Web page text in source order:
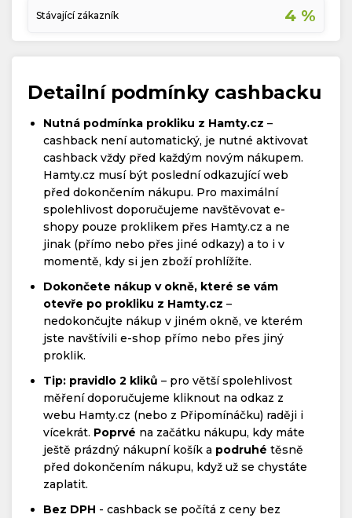
Stávající zákazník 4 %
Detailní podmínky cashbacku
Nutná podmínka prokliku z Hamty.cz –
cashback není automatický, je nutné aktivovat
cashback vždy před každým novým nákupem.
Hamty.cz musí být poslední odkazující web
před dokončením nákupu. Pro maximální
spolehlivost doporučujeme navštěvovat e-
shopy pouze proklikem přes Hamty.cz a ne
jinak (přímo nebo přes jiné odkazy) a to i v
momentě, kdy si jen zboží prohlížíte.
Dokončete nákup v okně, které se vám
otevře po prokliku z Hamty.cz –
nedokončujte nákup v jiném okně, ve kterém
jste navštívili e-shop přímo nebo přes jiný
proklik.
Tip: pravidlo 2 kliků – pro větší spolehlivost
měření doporučujeme kliknout na odkaz z
webu Hamty.cz (nebo z Připomínáčku) raději i
vícekrát. Poprvé na začátku nákupu, kdy máte
ještě prázdný nákupní košík a podruhé těsně
před dokončením nákupu, když už se chystáte
zaplatit.
Bez DPH - cashback se počítá z ceny bez